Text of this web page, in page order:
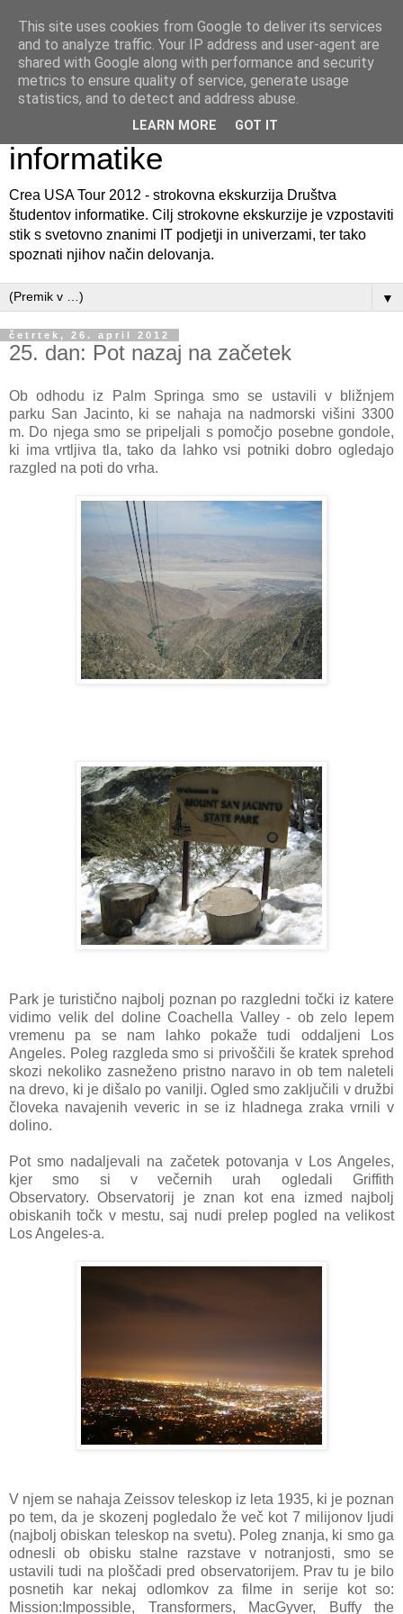
Crea USA Tour 2012 -
Strokovna ekskurzija
Društva študentov
informatike
Crea USA Tour 2012 - strokovna ekskurzija Društva
študentov informatike. Cilj strokovne ekskurzije je vzpostaviti
stik s svetovno znanimi IT podjetji in univerzami, ter tako
spoznati njihov način delovanja.
▼
četrtek, 26. april 2012
25. dan: Pot nazaj na začetek
Ob odhodu iz Palm Springa smo se ustavili v bližnjem
parku San Jacinto, ki se nahaja na nadmorski višini 3300
m. Do njega smo se pripeljali s pomočjo posebne gondole,
ki ima vrtljiva tla, tako da lahko vsi potniki dobro ogledajo
razgled na poti do vrha.
Park je turistično najbolj poznan po razgledni točki iz katere
vidimo velik del doline Coachella Valley - ob zelo lepem
vremenu pa se nam lahko pokaže tudi oddaljeni Los
Angeles. Poleg razgleda smo si privoščili še kratek sprehod
skozi nekoliko zasneženo pristno naravo in ob tem naleteli
na drevo, ki je dišalo po vanilji. Ogled smo zaključili v družbi
človeka navajenih veveric in se iz hladnega zraka vrnili v
dolino.
Pot smo nadaljevali na začetek potovanja v Los Angeles,
kjer smo si v večernih urah ogledali Griffith
Observatory. Observatorij je znan kot ena izmed najbolj
obiskanih točk v mestu, saj nudi prelep pogled na velikost
Los Angeles-a.
V njem se nahaja Zeissov teleskop iz leta 1935, ki je poznan
po tem, da je skozenj pogledalo že več kot 7 milijonov ljudi
(najbolj obiskan teleskop na svetu). Poleg znanja, ki smo ga
odnesli ob obisku stalne razstave v notranjosti, smo se
ustavili tudi na ploščadi pred observatorijem. Prav tu je bilo
posnetih kar nekaj odlomkov za filme in serije kot so:
Mission:Impossible, Transformers, MacGyver, Buffy the
This site uses cookies from Google to deliver its services
and to analyze traffic. Your IP address and user-agent are
shared with Google along with performance and security
metrics to ensure quality of service, generate usage
statistics, and to detect and address abuse.
LEARN MORE GOT IT